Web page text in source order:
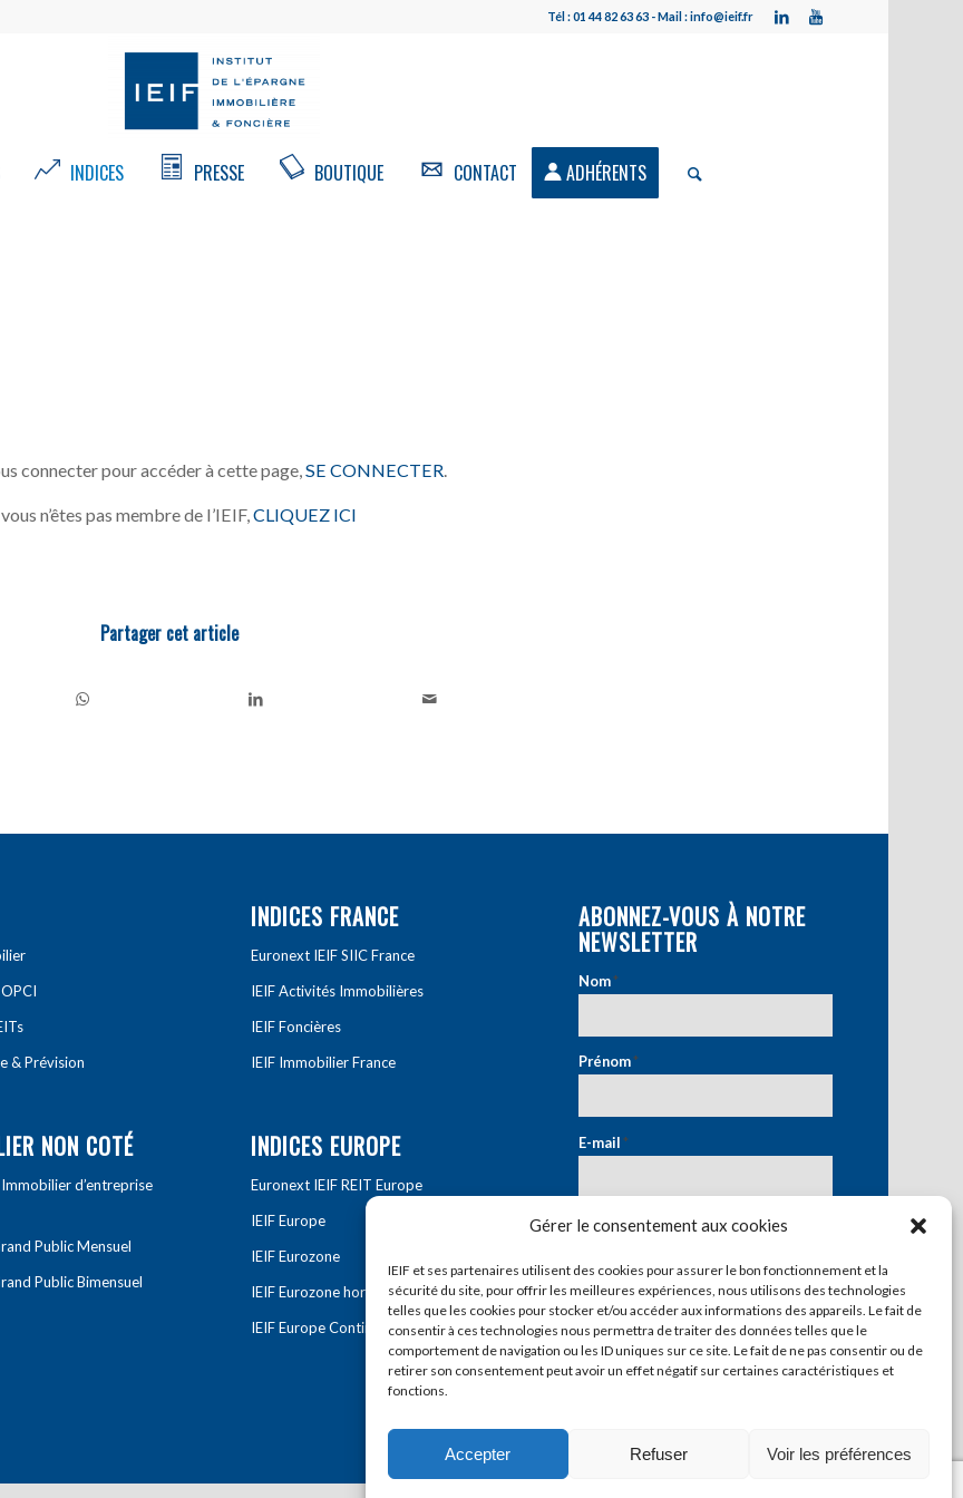
Gérer le consentement aux cookies
IEIF et ses partenaires utilisent des cookies pour assurer le bon fonctionnement et la
sécurité du site, pour offrir les meilleures expériences, nous utilisons des technologies
telles que les cookies pour stocker et/ou accéder aux informations des appareils. Le fait de
consentir à ces technologies nous permettra de traiter des données telles que le
comportement de navigation ou les ID uniques sur ce site. Le fait de ne pas consentir ou de
retirer son consentement peut avoir un effet négatif sur certaines caractéristiques et
fonctions.
Accepter Refuser Voir les préférences
Tél : 01 44 82 63 63 - Mail : info@ieif.fr
INDICES PRESSE BOUTIQUE CONTACT ADHÉRENTS
connecter pour accéder à cette page, SE CONNECTER
n’êtes pas membre de l’IEIF,CLIQUEZ ICI
Partager cet article
& Prévision
NON COTÉ
Immobilier d’entreprise
Public Mensuel
Public Bimensuel
INDICES FRANCE
Euronext IEIF SIIC France
IEIF Activités Immobilières
IEIF Foncières
IEIF Immobilier France
INDICES EUROPE
Euronext IEIF REIT Europe
IEIF Europe
IEIF Eurozone
IEIF Eurozone hors France
IEIF Europe Continentale
ABONNEZ-VOUS À NOTRE
NEWSLETTER
Nom*
Prénom*
E-mail*